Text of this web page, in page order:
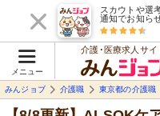
スカウトや選
通知でお知ら
メニュー
介護･医療求人サイ
みんジョブ
介護職 東京都の介護職